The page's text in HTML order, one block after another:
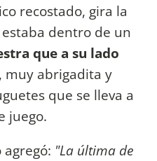
recostado, gira la
dentro de un
que a su lado
, muy abrigadita y
que se lleva a
juego.
"La última de